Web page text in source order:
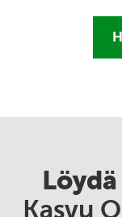
Kasvu